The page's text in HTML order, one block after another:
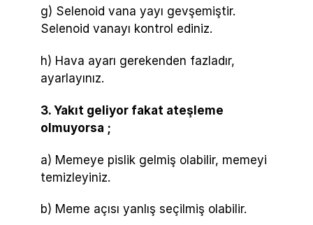
g) Selenoid vana yayı gevşemiştir.
Selenoid vanayı kontrol ediniz.
h) Hava ayarı gerekenden fazladır,
ayarlayınız.
3. Yakıt geliyor fakat ateşleme
olmuyorsa ;
a) Memeye pislik gelmiş olabilir, memeyi
temizleyiniz.
b) Meme açısı yanlış seçilmiş olabilir.